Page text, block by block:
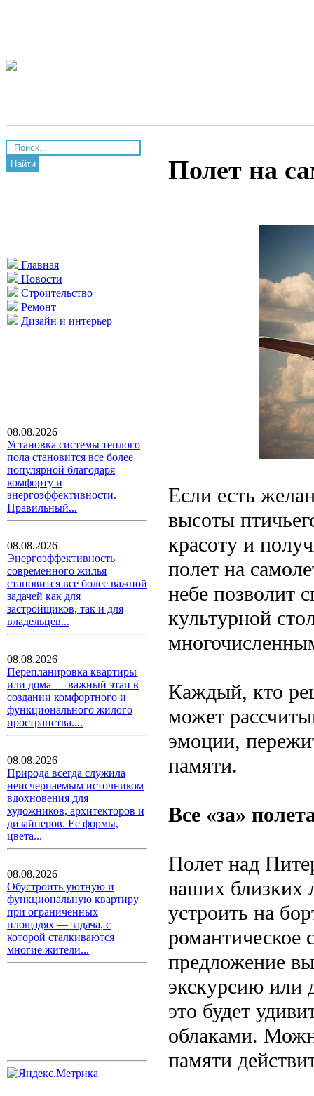
Найти
Главная
Новости
Строительство
Ремонт
Дизайн и интерьер
08.08.2026
Установка системы теплого
пола становится все более
популярной благодаря
комфорту и
энергоэффективности.
Правильный...
08.08.2026
Энергоэффективность
современного жилья
становится все более важной
задачей как для
застройщиков, так и для
владельцев...
08.08.2026
Перепланировка квартиры
или дома — важный этап в
создании комфортного и
функционального жилого
пространства....
08.08.2026
Природа всегда служила
неисчерпаемым источником
вдохновения для
художников, архитекторов и
дизайнеров. Ее формы,
цвета...
08.08.2026
Обустроить уютную и
функциональную квартиру
при ограниченных
площадях — задача, с
которой сталкиваются
многие жители...
Полет на
Если есть
высоты
красоту и
полет на
небе позволит
культурной
Каждый, кто
может
эмоции,
памяти.
Все «за»
Полет над
ваших близких
устроить на
романтическое
предложение
экскурсию или
это будет
облаками.
памяти